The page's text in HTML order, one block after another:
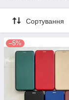
Сортування
–5%